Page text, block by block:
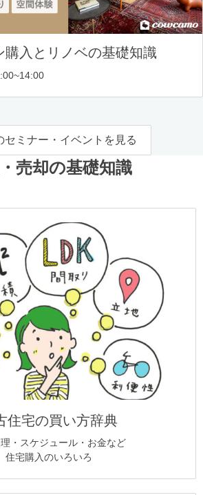
購入とリノベの基礎知識
セミナー・イベントを見る
売却の基礎知識
住宅の買い方辞典
・スケジュール・お金など
住宅購入のいろいろ